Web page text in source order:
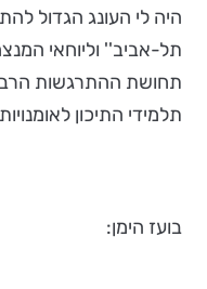
היה לי העונג הגדול
תל-אביב'' וליוחאי
תחושת ההתרגשות
תלמידי התיכון
בועז הימן: